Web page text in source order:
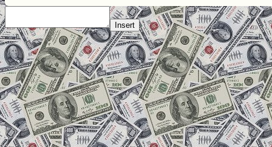
Insert